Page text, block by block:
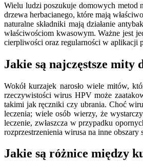
Wielu ludzi poszukuje domowych metod
drzewa herbacianego, które mają
naturalne składniki mają działanie
właściwościom kwasowym. Ważne jest
cierpliwości oraz regularności w aplikacji
Jakie są najczęstsze mity
Wokół kurzajek narosło wiele mitów,
rzeczywistości wirus HPV może
takimi jak ręczniki czy ubrania. Choć
leczenia; wiele osób wierzy, że
leczenie, zwłaszcza w przypadku
rozprzestrzenienia wirusa na inne obszary
Jakie są różnice między